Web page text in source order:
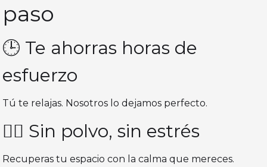
paso
🕒 Te ahorras horas de
esfuerzo
Tú te relajas. Nosotros lo dejamos perfecto.
🧘‍♀️ Sin polvo, sin estrés
Recuperas tu espacio con la calma que mereces.